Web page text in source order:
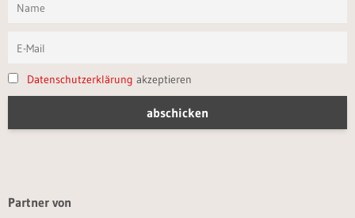
Datenschutzerklärung akzeptieren
Partner von